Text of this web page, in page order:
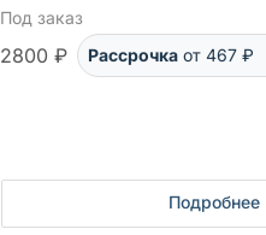
Под заказ
2800 ₽ Рассрочка от 467 ₽
Подробнее